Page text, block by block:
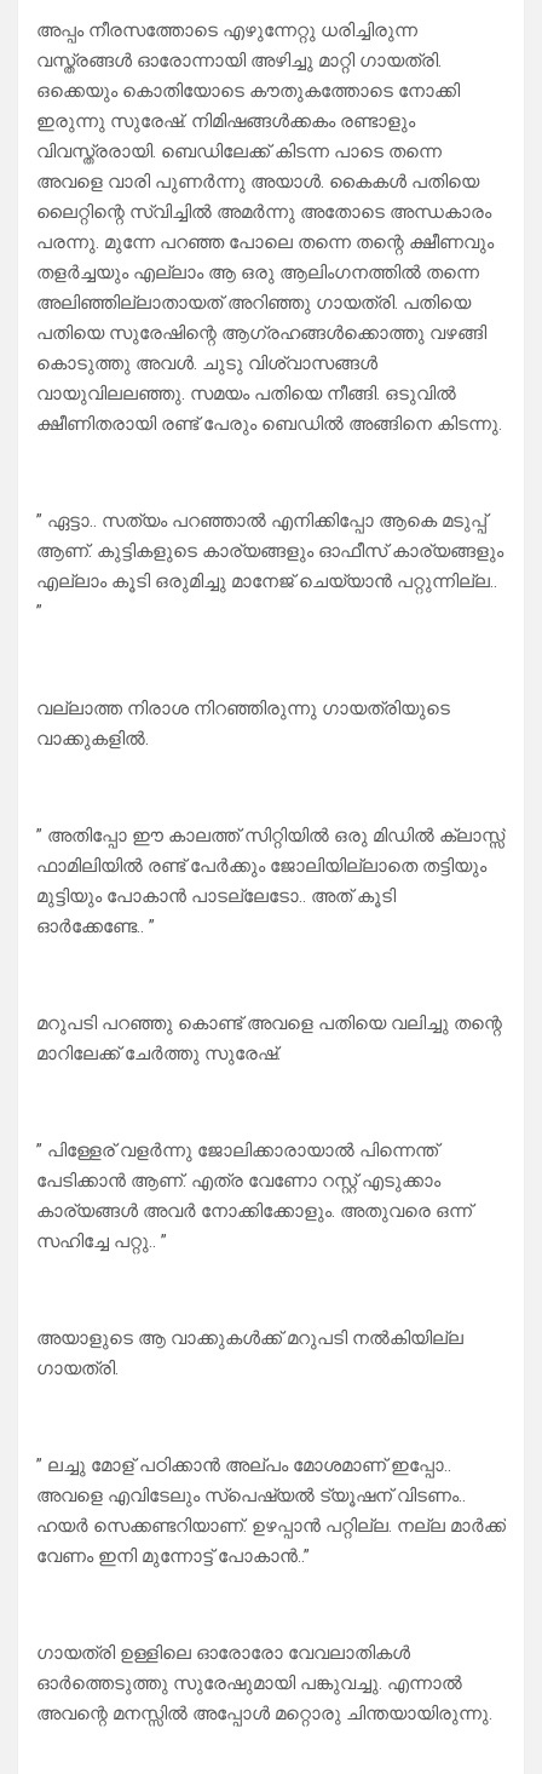
അപ്പം നീരസത്തോടെ എഴുന്നേറ്റു ധരിച്ചിരുന്ന
വസ്ത്രങ്ങൾ ഓരോന്നായി അഴിച്ചു മാറ്റി ഗായത്രി.
ഒക്കെയും കൊതിയോടെ കൗതുകത്തോടെ നോക്കി
ഇരുന്നു സുരേഷ്. നിമിഷങ്ങൾക്കകം രണ്ടാളും
വിവസ്ത്രരായി. ബെഡിലേക്ക് കിടന്ന പാടെ തന്നെ
അവളെ വാരി പുണർന്നു അയാൾ. കൈകൾ പതിയെ
ലൈറ്റിന്റെ സ്വിച്ചിൽ അമർന്നു അതോടെ അന്ധകാരം
പരന്നു. മുന്നേ പറഞ്ഞ പോലെ തന്നെ തന്റെ ക്ഷീണവും
തളർച്ചയും എല്ലാം ആ ഒരു ആലിംഗനത്തിൽ തന്നെ
അലിഞ്ഞില്ലാതായത് അറിഞ്ഞു ഗായത്രി. പതിയെ
പതിയെ സുരേഷിന്റെ ആഗ്രഹങ്ങൾക്കൊത്തു വഴങ്ങി
കൊടുത്തു അവൾ. ചുടു വിശ്വാസങ്ങൾ
വായുവിലലഞ്ഞു. സമയം പതിയെ നീങ്ങി. ഒടുവിൽ
ക്ഷീണിതരായി രണ്ട് പേരും ബെഡിൽ അങ്ങിനെ കിടന്നു.
” ഏട്ടാ.. സത്യം പറഞ്ഞാൽ എനിക്കിപ്പോ ആകെ മടുപ്പ്
ആണ്. കുട്ടികളുടെ കാര്യങ്ങളും ഓഫീസ് കാര്യങ്ങളും
എല്ലാം കൂടി ഒരുമിച്ചു മാനേജ് ചെയ്യാൻ പറ്റുന്നില്ല..
”
വല്ലാത്ത നിരാശ നിറഞ്ഞിരുന്നു ഗായത്രിയുടെ
വാക്കുകളിൽ.
” അതിപ്പോ ഈ കാലത്ത് സിറ്റിയിൽ ഒരു മിഡിൽ ക്ലാസ്സ്
ഫാമിലിയിൽ രണ്ട് പേർക്കും ജോലിയില്ലാതെ തട്ടിയും
മുട്ടിയും പോകാൻ പാടല്ലേടോ.. അത് കൂടി
ഓർക്കേണ്ടേ.. ”
മറുപടി പറഞ്ഞു കൊണ്ട് അവളെ പതിയെ വലിച്ചു തന്റെ
മാറിലേക്ക് ചേർത്തു സുരേഷ്.
” പിള്ളേര് വളർന്നു ജോലിക്കാരായാൽ പിന്നെന്ത്
പേടിക്കാൻ ആണ്. എത്ര വേണോ റസ്റ്റ്‌ എടുക്കാം
കാര്യങ്ങൾ അവർ നോക്കിക്കോളും. അതുവരെ ഒന്ന്
സഹിച്ചേ പറ്റു.. ”
അയാളുടെ ആ വാക്കുകൾക്ക് മറുപടി നൽകിയില്ല
ഗായത്രി.
” ലച്ചു മോള് പഠിക്കാൻ അല്പം മോശമാണ് ഇപ്പോ..
അവളെ എവിടേലും സ്പെഷ്യൽ ട്യൂഷന് വിടണം..
ഹയർ സെക്കണ്ടറിയാണ്. ഉഴപ്പാൻ പറ്റില്ല. നല്ല മാർക്ക്
വേണം ഇനി മുന്നോട്ട് പോകാൻ..”
ഗായത്രി ഉള്ളിലെ ഓരോരോ വേവലാതികൾ
ഓർത്തെടുത്തു സുരേഷുമായി പങ്കുവച്ചു. എന്നാൽ
അവന്റെ മനസ്സിൽ അപ്പോൾ മറ്റൊരു ചിന്തയായിരുന്നു.